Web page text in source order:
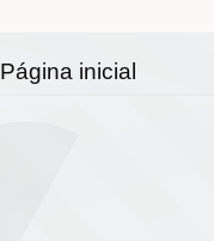
Página inicial